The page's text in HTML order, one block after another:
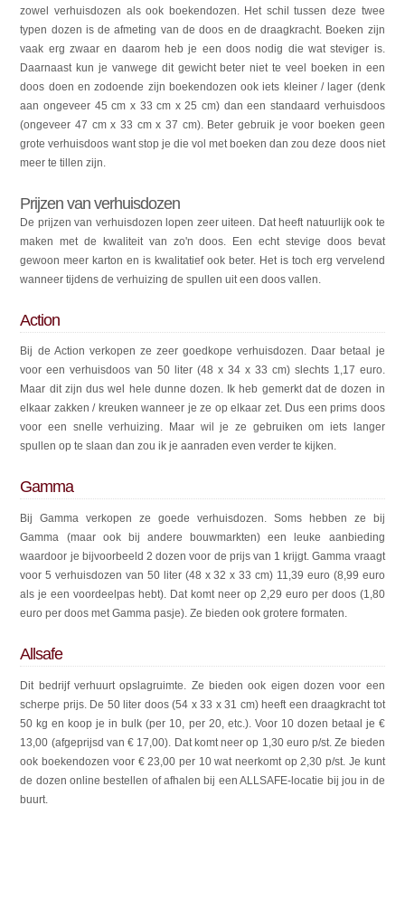
zowel verhuisdozen als ook boekendozen. Het schil tussen deze twee
typen dozen is de afmeting van de doos en de draagkracht. Boeken zijn
vaak erg zwaar en daarom heb je een doos nodig die wat steviger is.
Daarnaast kun je vanwege dit gewicht beter niet te veel boeken in een
doos doen en zodoende zijn boekendozen ook iets kleiner / lager (denk
aan ongeveer 45 cm x 33 cm x 25 cm) dan een standaard verhuisdoos
(ongeveer 47 cm x 33 cm x 37 cm). Beter gebruik je voor boeken geen
grote verhuisdoos want stop je die vol met boeken dan zou deze doos niet
meer te tillen zijn.
Prijzen van verhuisdozen
De prijzen van verhuisdozen lopen zeer uiteen. Dat heeft natuurlijk ook te
maken met de kwaliteit van zo'n doos. Een echt stevige doos bevat
gewoon meer karton en is kwalitatief ook beter. Het is toch erg vervelend
wanneer tijdens de verhuizing de spullen uit een doos vallen.
Action
Bij de Action verkopen ze zeer goedkope verhuisdozen. Daar betaal je
voor een verhuisdoos van 50 liter (48 x 34 x 33 cm) slechts 1,17 euro.
Maar dit zijn dus wel hele dunne dozen. Ik heb gemerkt dat de dozen in
elkaar zakken / kreuken wanneer je ze op elkaar zet. Dus een prims doos
voor een snelle verhuizing. Maar wil je ze gebruiken om iets langer
spullen op te slaan dan zou ik je aanraden even verder te kijken.
Gamma
Bij Gamma verkopen ze goede verhuisdozen. Soms hebben ze bij
Gamma (maar ook bij andere bouwmarkten) een leuke aanbieding
waardoor je bijvoorbeeld 2 dozen voor de prijs van 1 krijgt. Gamma vraagt
voor 5 verhuisdozen van 50 liter (48 x 32 x 33 cm) 11,39 euro (8,99 euro
als je een voordeelpas hebt). Dat komt neer op 2,29 euro per doos (1,80
euro per doos met Gamma pasje). Ze bieden ook grotere formaten.
Allsafe
Dit bedrijf verhuurt opslagruimte. Ze bieden ook eigen dozen voor een
scherpe prijs. De 50 liter doos (54 x 33 x 31 cm) heeft een draagkracht tot
50 kg en koop je in bulk (per 10, per 20, etc.). Voor 10 dozen betaal je €
13,00 (afgeprijsd van € 17,00). Dat komt neer op 1,30 euro p/st. Ze bieden
ook boekendozen voor € 23,00 per 10 wat neerkomt op 2,30 p/st. Je kunt
de dozen online bestellen of afhalen bij een ALLSAFE-locatie bij jou in de
buurt.